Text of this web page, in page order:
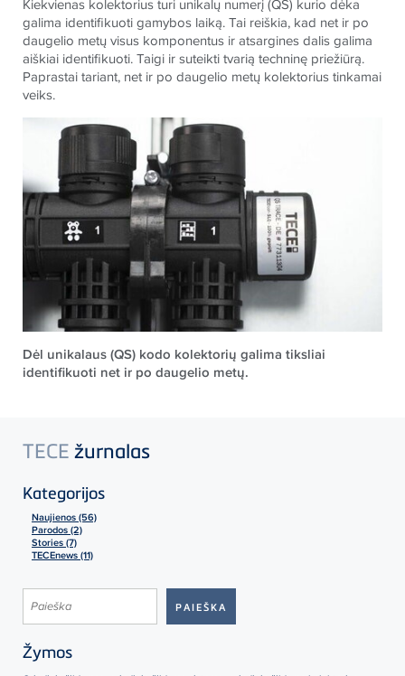
galima identifikuoti gamybos laiką. Tai reiškia, kad net ir po
daugelio metų visus komponentus ir atsargines dalis galima
aiškiai identifikuoti. Taigi ir suteikti tvarią techninę priežiūrą.
Paprastai tariant, net ir po daugelio metų kolektorius tinkamai
veiks.
Dėl unikalaus (QS) kodo kolektorių galima tiksliai
identifikuoti net ir po daugelio metų.
TECE žurnalas
Kategorijos
Naujienos (56)
Parodos (2)
Stories (7)
TECEnews (11)
Žymos